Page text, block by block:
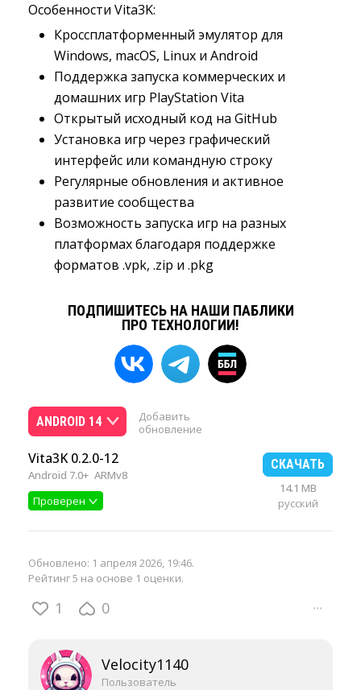
Особенности Vita3K:
Кроссплатформенный эмулятор для
Windows, macOS, Linux и Android
Поддержка запуска коммерческих и
домашних игр PlayStation Vita
Открытый исходный код на GitHub
Установка игр через графический
интерфейс или командную строку
Регулярные обновления и активное
развитие сообщества
Возможность запуска игр на разных
платформах благодаря поддержке
форматов .vpk, .zip и .pkg
ПОДПИШИТЕСЬ НА НАШИ ПАБЛИКИ
ПРО ТЕХНОЛОГИИ!
ANDROID 14
Добавить
обновление
Vita3K 0.2.0-12
Android 7.0+ ARMv8
Проверен
СКАЧАТЬ
14.1 MB
русский
Обновлено: 1 апреля 2026, 19:46.
Рейтинг 5 на основе 1 оценки.
1 0 ···
Velocity1140
Пользователь